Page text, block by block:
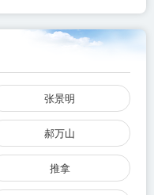
张景明
郝万山
推拿